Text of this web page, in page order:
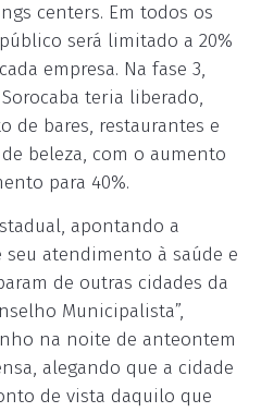
centers. Em todos os
será limitado a 20%
empresa. Na fase 3,
teria liberado,
de bares, restaurantes e
beleza, com o aumento
para 40%.
apontando a
atendimento à saúde e
de outras cidades da
Municipalista”,
na noite de anteontem
alegando que a cidade
de vista daquilo que